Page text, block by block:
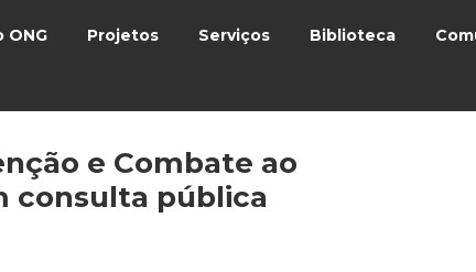
ONG Projetos Serviços Biblioteca
e Combate ao
consulta pública